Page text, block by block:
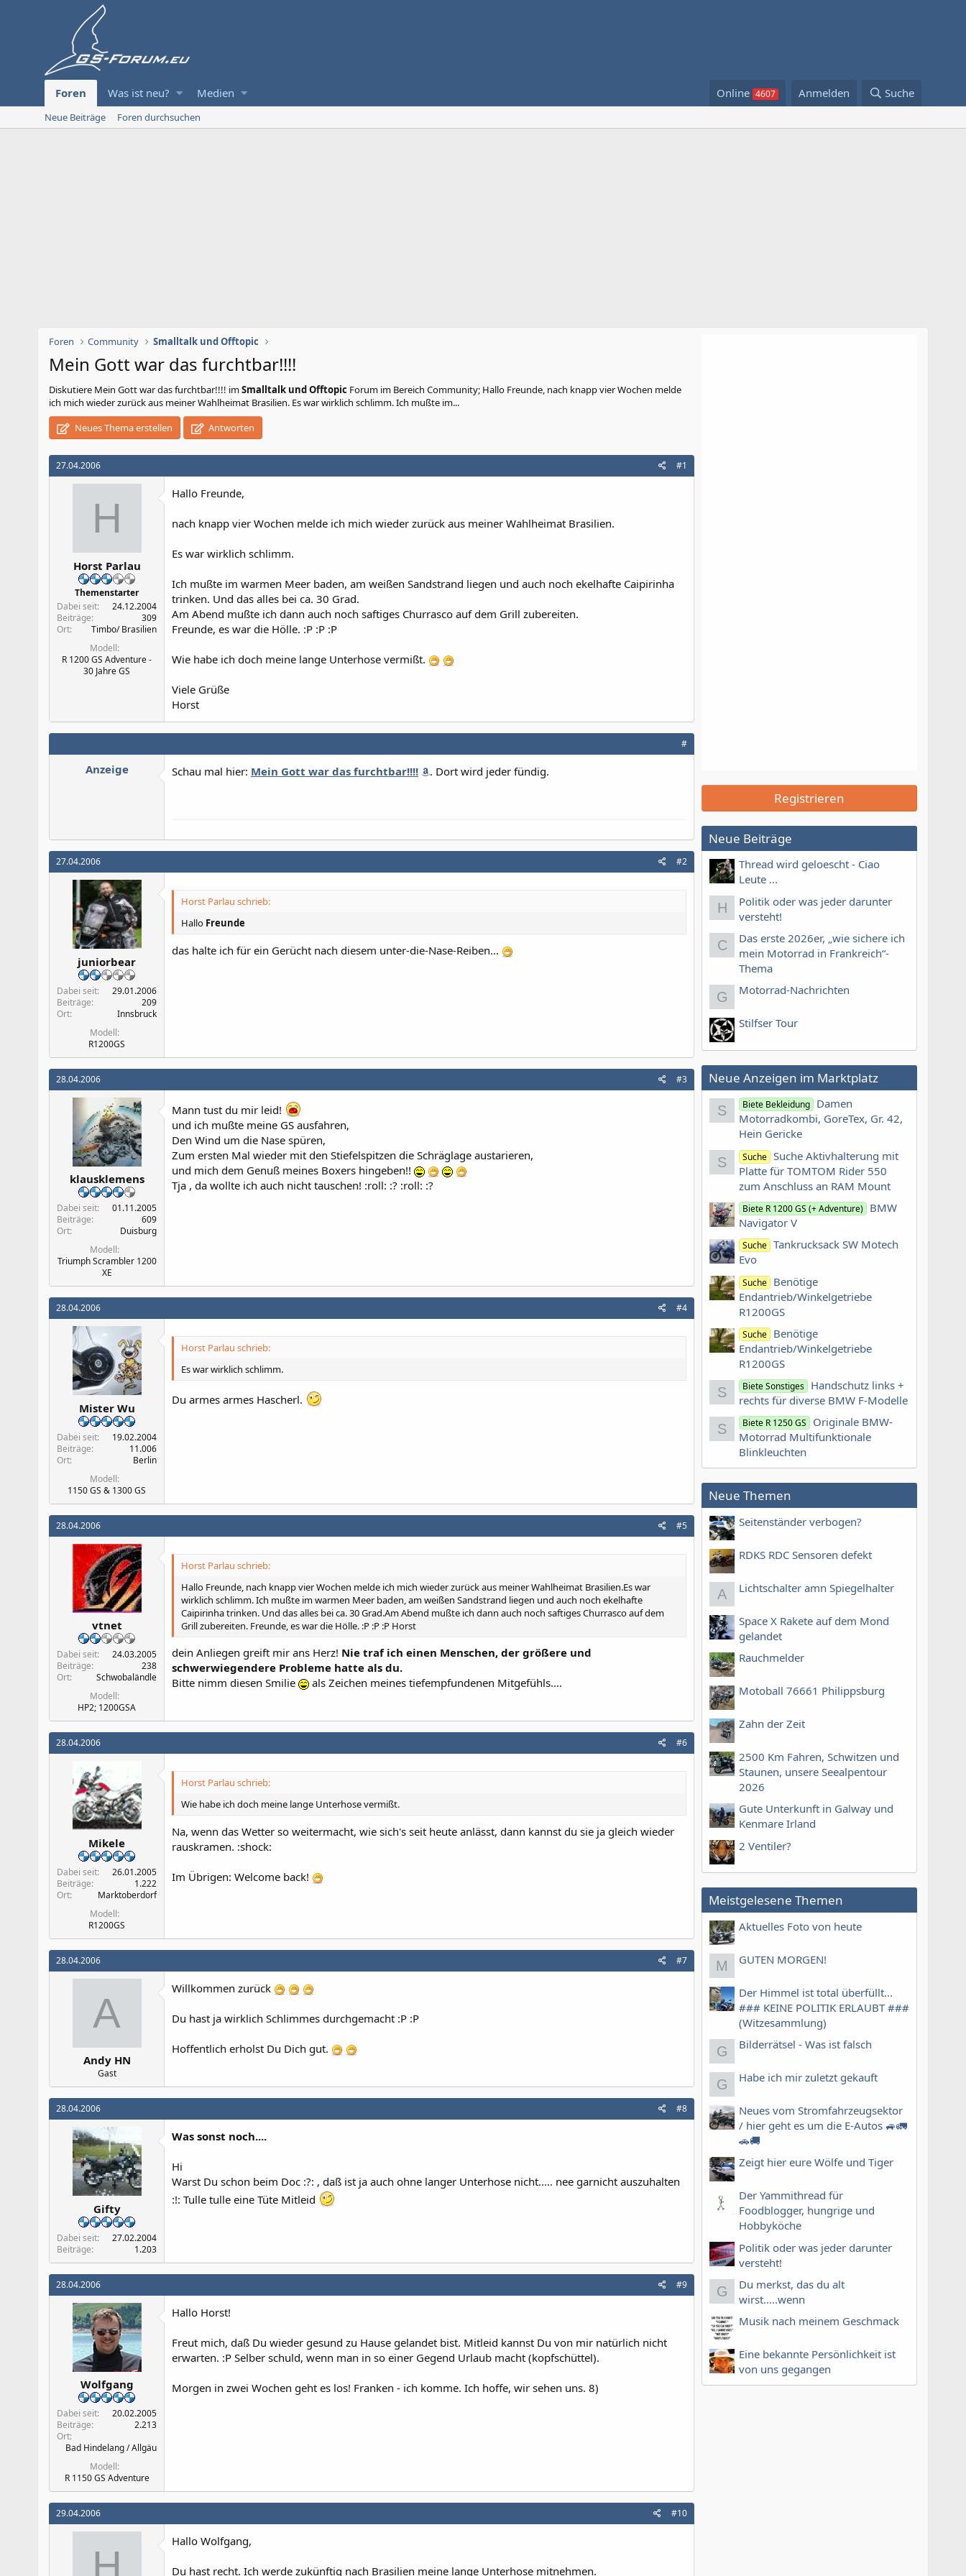
Foren Was ist neu? Medien Online Anmelden Suche
Neue Beiträge Foren durchsuchen
Foren Community Smalltalk und Offtopic
Mein Gott war das furchtbar!!!!
Diskutiere Mein Gott war das furchtbar!!!! imSmalltalk und Offtopic Forum im Bereich Community; Hallo Freunde, nach knapp vier Wochen melde
ich mich wieder zurück aus meiner Wahlheimat Brasilien. Es war wirklich schlimm. Ich mußte im...
Neues Thema erstellen
Antworten
27.04.2006 #1
H
Horst Parlau
Themenstarter
Dabei seit
24.12.2004
Beiträge
309
Ort
Timbo/ Brasilien
Modell
R 1200 GS Adventure -
30 Jahre GS
Hallo Freunde,
nach knapp vier Wochen melde ich mich wieder zurück aus meiner Wahlheimat Brasilien.
Es war wirklich schlimm.
Ich mußte im warmen Meer baden, am weißen Sandstrand liegen und auch noch ekelhafte Caipirinha
trinken. Und das alles bei ca. 30 Grad.
Am Abend mußte ich dann auch noch saftiges Churrasco auf dem Grill zubereiten.
Freunde, es war die Hölle. :P :P :P
Wie habe ich doch meine lange Unterhose vermißt.
Viele Grüße
Horst
#
Anzeige Schau mal hier: Mein Gott war das furchtbar!!!! . Dort wird jeder fündig.
27.04.2006 #2
juniorbear
Dabei seit
29.01.2006
Beiträge
209
Ort
Innsbruck
Modell
R1200GS
Horst Parlau schrieb:
Hallo Freunde
das halte ich für ein Gerücht nach diesem unter-die-Nase-Reiben...
28.04.2006 #3
klausklemens
Dabei seit
01.11.2005
Beiträge
609
Ort
Duisburg
Modell
Triumph Scrambler 1200
XE
Mann tust du mir leid!
und ich mußte meine GS ausfahren,
Den Wind um die Nase spüren,
Zum ersten Mal wieder mit den Stiefelspitzen die Schräglage austarieren,
und mich dem Genuß meines Boxers hingeben!!
Tja , da wollte ich auch nicht tauschen! :roll: :? :roll: :?
28.04.2006 #4
Mister Wu
Dabei seit
19.02.2004
Beiträge
11.006
Ort
Berlin
Modell
1150 GS & 1300 GS
Horst Parlau schrieb:
Es war wirklich schlimm.
Du armes armes Hascherl.
28.04.2006 #5
vtnet
Dabei seit
24.03.2005
Beiträge
238
Ort
Schwobaländle
Modell
HP2; 1200GSA
Horst Parlau schrieb:
Hallo Freunde, nach knapp vier Wochen melde ich mich wieder zurück aus meiner Wahlheimat Brasilien.Es war
wirklich schlimm. Ich mußte im warmen Meer baden, am weißen Sandstrand liegen und auch noch ekelhafte
Caipirinha trinken. Und das alles bei ca. 30 Grad.Am Abend mußte ich dann auch noch saftiges Churrasco auf dem
Grill zubereiten. Freunde, es war die Hölle. :P :P :P Horst
dein Anliegen greift mir ans Herz! Nie traf ich einen Menschen, der größere und
schwerwiegendere Probleme hatte als du.
Bitte nimm diesen Smilie
als Zeichen meines tiefempfundenen Mitgefühls....
28.04.2006 #6
Mikele
Dabei seit
26.01.2005
Beiträge
1.222
Ort
Marktoberdorf
Modell
R1200GS
Horst Parlau schrieb:
Wie habe ich doch meine lange Unterhose vermißt.
Na, wenn das Wetter so weitermacht, wie sich's seit heute anlässt, dann kannst du sie ja gleich wieder
rauskramen. :shock:
Im Übrigen: Welcome back!
28.04.2006 #7
A
Andy HN
Gast
Willkommen zurück
Du hast ja wirklich Schlimmes durchgemacht :P :P
Hoffentlich erholst Du Dich gut.
28.04.2006 #8
Gifty
Dabei seit
27.02.2004
Beiträge
1.203
Was sonst noch....
Hi
Warst Du schon beim Doc :?: , daß ist ja auch ohne langer Unterhose nicht..... nee garnicht auszuhalten
:!: Tulle tulle eine Tüte Mitleid
28.04.2006 #9
Wolfgang
Dabei seit
20.02.2005
Beiträge
2.213
Ort
Bad Hindelang / Allgäu
Modell
R 1150 GS Adventure
Hallo Horst!
Freut mich, daß Du wieder gesund zu Hause gelandet bist. Mitleid kannst Du von mir natürlich nicht
erwarten. :P Selber schuld, wenn man in so einer Gegend Urlaub macht (kopfschüttel).
Morgen in zwei Wochen geht es los! Franken - ich komme. Ich hoffe, wir sehen uns. 8)
29.04.2006 #10
H
Hallo Wolfgang,
Du hast recht. Ich werde zukünftig nach Brasilien meine lange Unterhose mitnehmen.
Registrieren
Neue Beiträge
Thread wird geloescht - Ciao
Leute ...
H
Politik oder was jeder darunter
versteht!
C
Das erste 2026er, „wie sichere ich
mein Motorrad in Frankreich“-
Thema
G Motorrad-Nachrichten
Stilfser Tour
Neue Anzeigen im Marktplatz
S Biete Bekleidung Damen
Motorradkombi, GoreTex, Gr. 42,
Hein Gericke
S Suche Suche Aktivhalterung mit
Platte für TOMTOM Rider 550
zum Anschluss an RAM Mount
Biete R 1200 GS (+ Adventure) BMW
Navigator V
Suche Tankrucksack SW Motech
Evo
Suche Benötige
Endantrieb/Winkelgetriebe
R1200GS
Suche Benötige
Endantrieb/Winkelgetriebe
R1200GS
S Biete Sonstiges Handschutz links +
rechts für diverse BMW F-Modelle
S Biete R 1250 GS
Originale BMW-
Motorrad Multifunktionale
Blinkleuchten
Neue Themen
Seitenständer verbogen?
RDKS RDC Sensoren defekt
A Lichtschalter amn Spiegelhalter
Space X Rakete auf dem Mond
gelandet
Rauchmelder
Motoball 76661 Philippsburg
Zahn der Zeit
2500 Km Fahren, Schwitzen und
Staunen, unsere Seealpentour
2026
Gute Unterkunft in Galway und
Kenmare Irland
2 Ventiler?
Meistgelesene Themen
Aktuelles Foto von heute
M GUTEN MORGEN!
Der Himmel ist total überfüllt...
### KEINE POLITIK ERLAUBT ###
(Witzesammlung)
G Bilderrätsel - Was ist falsch
G Habe ich mir zuletzt gekauft
Neues vom Stromfahrzeugsektor
/ hier geht es um die E-Autos 🚙🚛
🚗🚚
Zeigt hier eure Wölfe und Tiger
Der Yammithread für
Foodblogger, hungrige und
Hobbyköche
Politik oder was jeder darunter
versteht!
G
Du merkst, das du alt
wirst.....wenn
Musik nach meinem Geschmack
Eine bekannte Persönlichkeit ist
von uns gegangen